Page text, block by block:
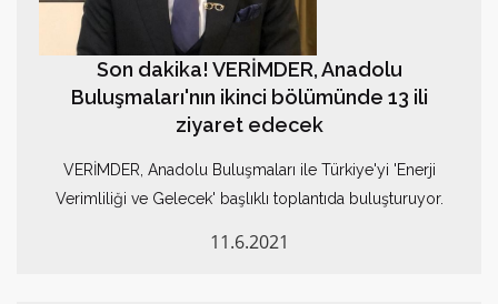
Son dakika! VERİMDER, Anadolu
Buluşmaları'nın ikinci bölümünde 13 ili
ziyaret edecek
VERİMDER, Anadolu Buluşmaları ile Türkiye'yi 'Enerji
Verimliliği ve Gelecek' başlıklı toplantıda buluşturuyor.
11.6.2021